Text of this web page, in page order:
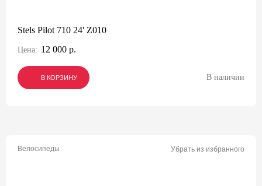
Stels Pilot 710 24' Z010
Цена: 12 000 р.
В КОРЗИНУ
В КОРЗИНУ
В КОРЗИНУ В наличии
Велосипеды Убрать из избранного